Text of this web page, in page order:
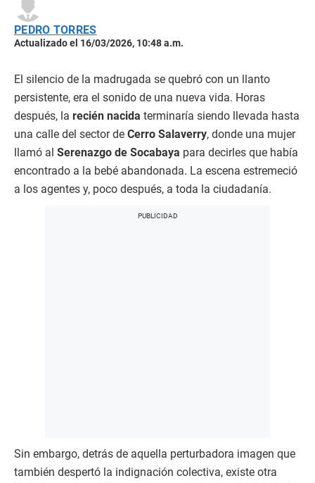
PEDRO TORRES
Actualizado el 16/03/2026, 10:48 a.m.
El silencio de la madrugada se quebró con un llanto
persistente, era el sonido de una nueva vida. Horas
después, la recién nacida terminaría siendo llevada hasta
una calle del sector de Cerro Salaverry, donde una mujer
llamó al Serenazgo de Socabaya para decirles que había
encontrado a la bebé abandonada. La escena estremeció
a los agentes y, poco después, a toda la ciudadanía.
Sin embargo, detrás de aquella perturbadora imagen que
también despertó la indignación colectiva, existe otra